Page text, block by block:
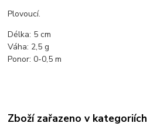
Plovoucí.
Délka: 5 cm
Váha: 2,5 g
Ponor: 0-0,5 m
Zboží zařazeno v kategoriích